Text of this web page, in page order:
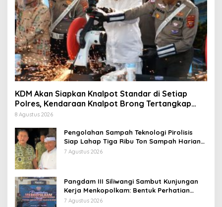
KDM Akan Siapkan Knalpot Standar di Setiap
Polres, Kendaraan Knalpot Brong Tertangkap
Langsung Ganti
8 Agustus 2026
Pengolahan Sampah Teknologi Pirolisis
Siap Lahap Tiga Ribu Ton Sampah Harian
Jawa Barat
7 Agustus 2026
Pangdam III Siliwangi Sambut Kunjungan
Kerja Menkopolkam: Bentuk Perhatian
Pemerintah
7 Agustus 2026